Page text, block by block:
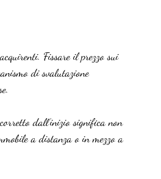
Fissare il prezzo sui
di svalutazione
dall’inizio significa non
a distanza o in mezzo a